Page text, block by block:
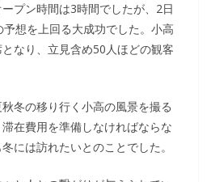
プン時間は3時間でしたが、2日
想を上回る大成功でした。小高
なり、立見含め50人ほどの観客
冬の移り行く小高の風景を撮る
在費用を準備しなければならな
には訪れたいとのことでした。